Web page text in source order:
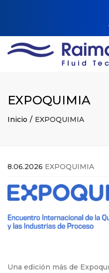
EXPOQUIMIA
Inicio EXPOQUIMIA
8.06.2026 EXPOQUIMIA
Una edición más de